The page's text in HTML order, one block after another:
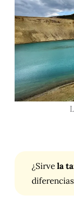
¿Sirvela
diferencias